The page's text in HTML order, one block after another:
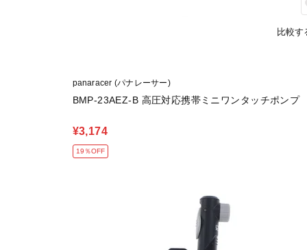
比較す
panaracer (パナレーサー)
BMP-23AEZ-B 高圧対応携帯ミニワンタッチポンプ
¥3,174
19％OFF